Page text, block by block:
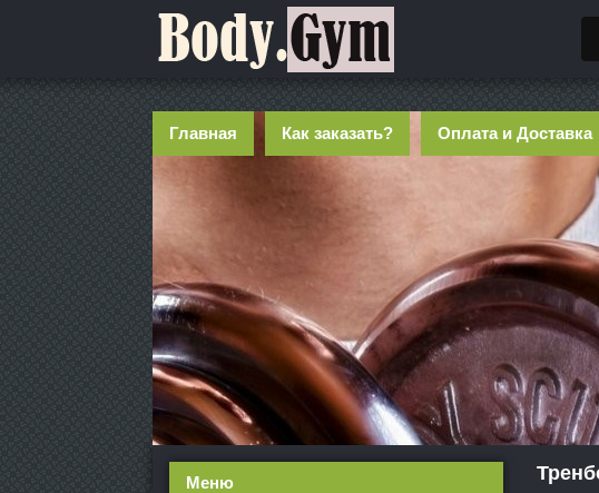
Главная Как заказать? Оплата и Доставка
Меню